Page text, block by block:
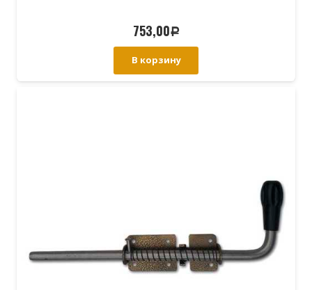
753,00Р
В корзину